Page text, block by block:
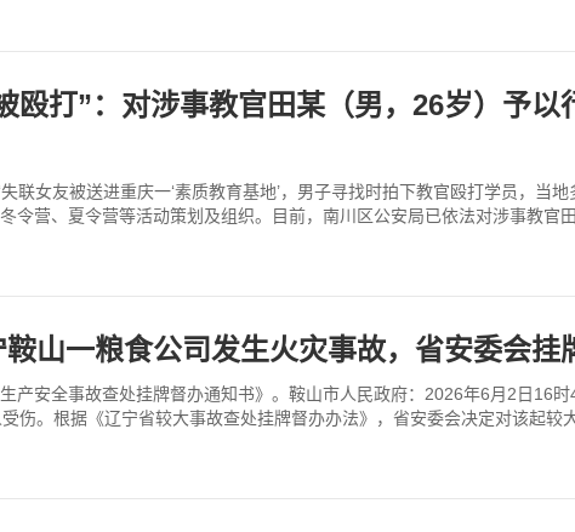
殴打”：对涉事教官田某（男，26岁）予
联女友被送进重庆一‘素质教育基地’，男子寻找时拍下教官殴打学员，当
令营、夏令营等活动策划及组织。目前，南川区公安局已依法对涉事教
山一粮食公司发生火灾事故，省安委会挂
产安全事故查处挂牌督办通知书》。鞍山市人民政府：2026年6月2日16
伤。根据《辽宁省较大事故查处挂牌督办办法》，省安委会决定对该起